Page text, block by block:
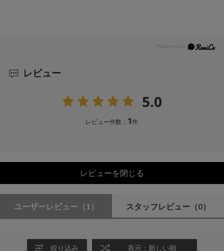
レビュー
5.0
レビュー件数： 1件
レビューを閉じる
ユーザーレビュー （1） スタッフレビュー （0）
絞り込み 表示：新しい順